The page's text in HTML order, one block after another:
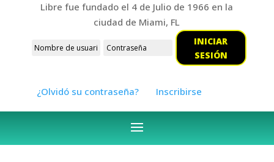
Libre fue fundado el 4 de Julio de 1966 en la
ciudad de Miami, FL
INICIAR
SESIÓN
¿Olvidó su contraseña? Inscribirse